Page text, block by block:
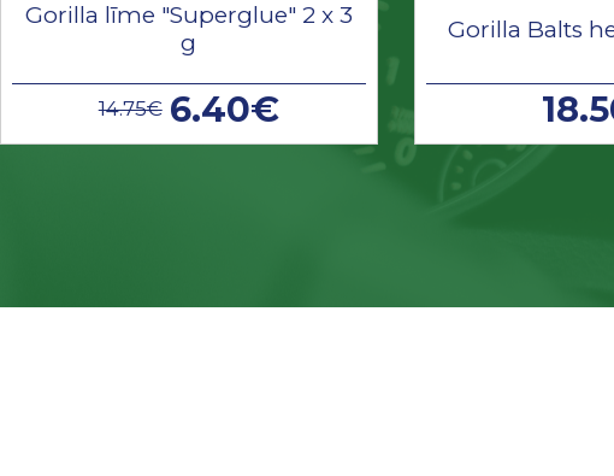
Gorilla līme "Superglue" 2 x 3
g
14.75€ 6.40€
Gorilla Balts